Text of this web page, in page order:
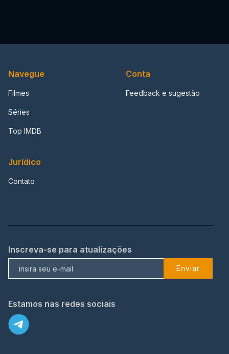
Navegue
Filmes
Séries
Top IMDB
Conta
Feedback e sugestão
Jurídico
Contato
Inscreva-se para atualizações
Enviar
Estamos nas redes sociais